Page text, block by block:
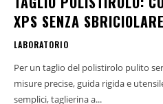
XPS SENZA
LABORATORIO
Per un taglio del polistirolo pulito
misure precise, guida rigida e
semplici, taglierina a...